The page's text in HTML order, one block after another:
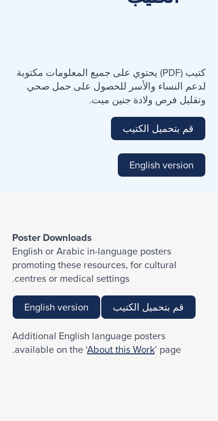
كتيب (PDF) يحتوي على جميع المعلومات مكتوبة
لدعم النساء والأسر للحصول على حمل صحي
وتقليل فرص ولادة جنين ميت.
قم بتحميل الكتيب
English version
Poster Downloads
English or Arabic in-language posters
promoting these resources, for cultural
.centres or medical settings
English version
قم بتحميل الكتيب
Additional English language posters
.available on the ‘About this Work’ page